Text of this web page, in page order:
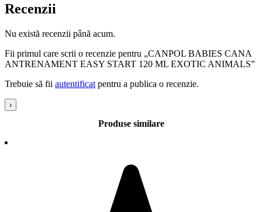
Recenzii
Nu există recenzii până acum.
Fii primul care scrii o recenzie pentru „CANPOL BABIES CANA
ANTRENAMENT EASY START 120 ML EXOTIC ANIMALS”
Trebuie să fii autentificat pentru a publica o recenzie.
›
Produse similare